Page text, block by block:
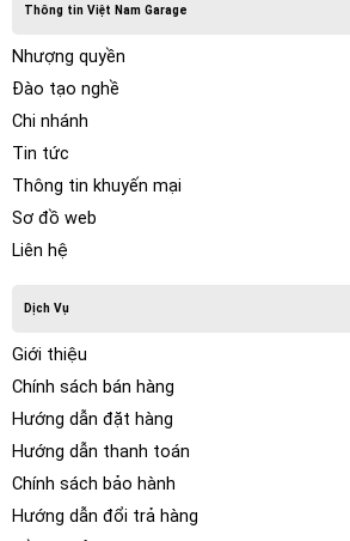
Thông tin Việt Nam Garage
Nhượng quyền
Đào tạo nghề
Chi nhánh
Tin tức
Thông tin khuyến mại
Sơ đồ web
Liên hệ
Dịch Vụ
Giới thiệu
Chính sách bán hàng
Hướng dẫn đặt hàng
Hướng dẫn thanh toán
Chính sách bảo hành
Hướng dẫn đổi trả hàng